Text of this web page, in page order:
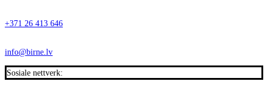
+371 26 413 646
info@birne.lv
Sosiale nettverk: